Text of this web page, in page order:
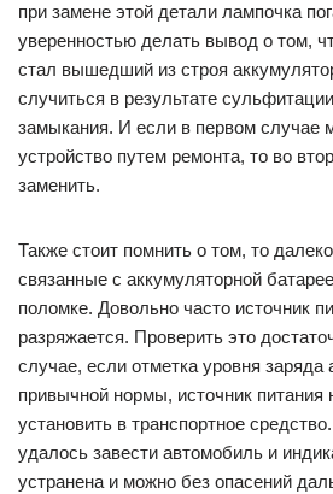
при замене этой детали лампочка
уверенностью делать вывод о том,
стал вышедший из строя
случиться в результате
замыкания. И если в первом случае
устройство путем ремонта, то во
заменить.
Также стоит помнить о том, то
связанные с аккумуляторной
поломке. Довольно часто источник
разряжается. Проверить это
случае, если отметка уровня заряда
привычной нормы, источник питания
установить в транспортное
удалось завести автомобиль и
устранена и можно без опасений